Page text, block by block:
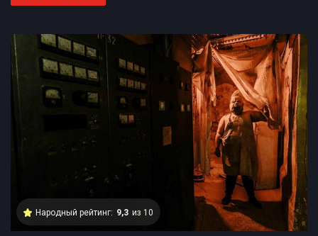
Народный рейтинг: 9,3 из 10